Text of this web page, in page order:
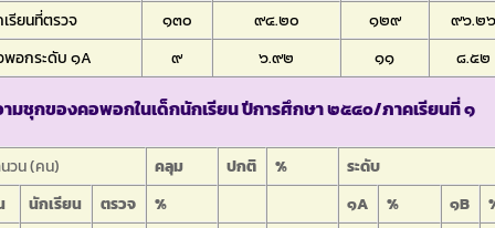
รียนที่ตรวจ
๑๓๐ ๙๔.๒๐ ๑๒๙
๙๖.๒
อกระดับ ๑A
๙ ๖.๙๒ ๑๑ ๘.๕๒
มชุกของคอพอกในเด็กนักเรียน ปีการศึกษา ๒๕๔๐/ภาคเรียนที่ ๑
วน (คน) คลุม ปกติ %
ระดับ
นักเรียน ตรวจ % ๑A % ๑B